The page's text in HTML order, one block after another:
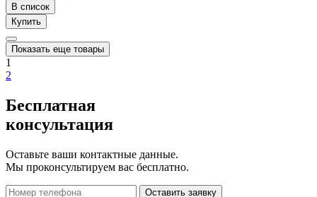
В список
Купить
Показать еще товары
1
2
Бесплатная
консультация
Оставьте ваши контактные данные.
Мы проконсультируем вас бесплатно.
Оставить заявку